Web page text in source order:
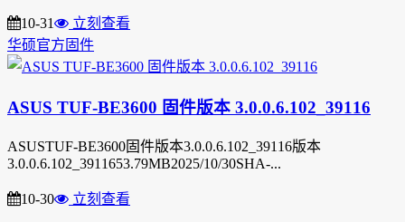
10-31
立刻查看
华硕官方固件
ASUS TUF-BE3600 固件版本 3.0.0.6.102_39116
ASUSTUF-BE3600固件版本3.0.0.6.102_39116版本
3.0.0.6.102_3911653.79MB2025/10/30SHA-...
10-30 立刻查看